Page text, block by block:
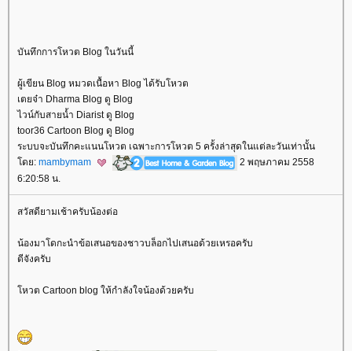
บันทึกการโหวต Blog ในวันนี้
ผู้เขียน Blog หมวดเนื้อหา Blog ได้รับโหวต
เตยจ๋า Dharma Blog ดู Blog
ไวน์กับสายน้ำ Diarist ดู Blog
toor36 Cartoon Blog ดู Blog
ระบบจะบันทึกคะแนนโหวต เฉพาะการโหวต 5 ครั้งล่าสุดในแต่ละวันเท่านั้น
ดย: mambymam
2 พฤษภาคม 2558
6:20:58 น.
สวัสดียามเช้าครับน้องต่อ
น้องมาโดกะนำข้อเสนอของชาวบล็อกไปเสนอด้วยเหรอครับ
ดีจังครับ
หวต Cartoon blog ให้กำลังใจน้องด้วยครับ